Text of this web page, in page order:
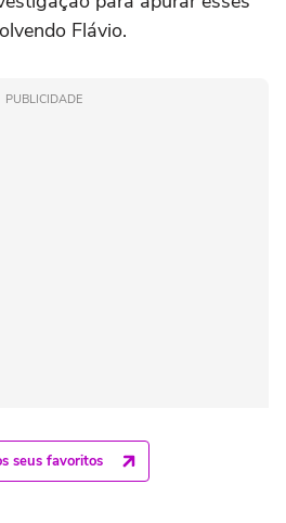
Flávio.
PUBLICIDADE
seus favoritos